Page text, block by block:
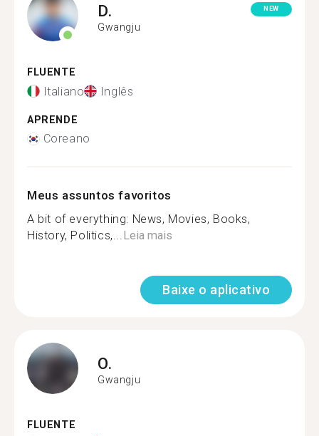
D.
Gwangju
NEW
FLUENTE
Italiano Inglês
APRENDE
Coreano
Meus assuntos favoritos
A bit of everything: News, Movies, Books,
History, Politics,...Leia mais
Baixe o aplicativo
O.
Gwangju
FLUENTE